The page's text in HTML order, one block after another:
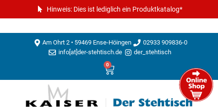
Hinweis: Dies ist lediglich ein Produktkatalog*
Am Ohrt 2 • 59469 Ense-Höingen
02933 909836-0
info[at]der-stehtisch.de
der_stehtisch
0